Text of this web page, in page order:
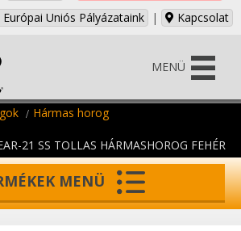
Európai Uniós Pályázataink
| Kapcsolat
MENÜ
Hármas horog
21 SS TOLLAS HÁRMASHOROG FEHÉR
MENÜ